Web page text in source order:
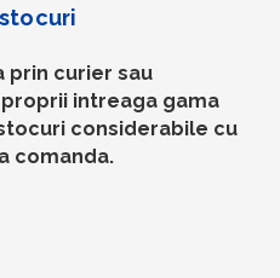
prin curier sau
intreaga gama
considerabile cu
comanda.